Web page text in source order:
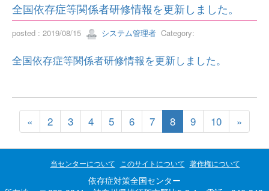
全国依存症等関係者研修情報を更新しました。
posted : 2019/08/15 システム管理者 Category:
全国依存症等関係者研修情報を更新しました。
« 2 3 4 5 6 7 8 9 10 »
当センターについて このサイトについて 著作権について
依存症対策全国センター